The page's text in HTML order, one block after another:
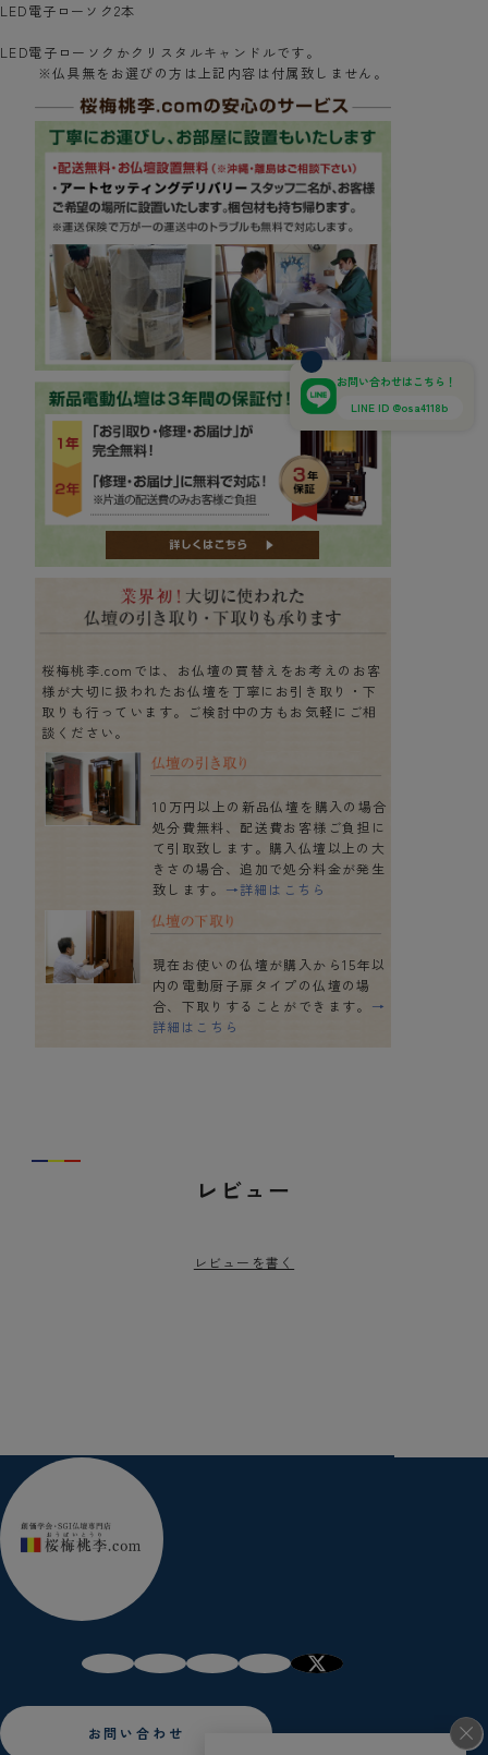
LED電子ローソク2本
LED電子ローソクかクリスタルキャンドルです。
※仏具無をお選びの方は上記内容は付属致しません。
桜梅桃李.comでは、お仏壇の買替えをお考えのお客
様が大切に扱われたお仏壇を丁寧にお引き取り・下
取りも行っています。ご検討中の方もお気軽にご相
談ください。
10万円以上の新品仏壇を購入の場合
処分費無料、配送費お客様ご負担に
て引取致します。購入仏壇以上の大
きさの場合、追加で処分料金が発生
致します。 →詳細はこちら
現在お使いの仏壇が購入から15年以
内の電動厨子扉タイプの仏壇の場
合、下取りすることができます。 →
詳細はこちら
レビュー
レビューを書く
お問い合わせはこちら！
LINE ID @osa4118b
お問い合わせ